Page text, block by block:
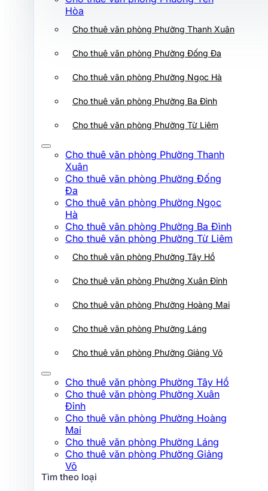
Cho thuê văn phòng Phường Ba Đình
Cho thuê văn phòng Phường Từ Liêm
Cho thuê văn phòng Phường Thanh
Cho thuê văn phòng Phường Đống
Cho thuê văn phòng Phường Ngọc
Cho thuê văn phòng Phường Ba Đình
Cho thuê văn phòng Phường Tây Hồ
Cho thuê văn phòng Phường Xuân Đỉnh
Cho thuê văn phòng Phường Hoàng Mai
Cho thuê văn phòng Phường Láng
Cho thuê văn phòng Phường Xuân
Cho thuê văn phòng Phường Hoàng
Cho thuê văn phòng Phường Láng
Võ
Hạng A
Hạng B
Hạng C
Hạng D
Tìm theo đường
Hòa
Cho thuê văn phòng Phường Thanh Xuân
Cho thuê văn phòng Phường Đống Đa
Cho thuê văn phòng Phường Ngọc Hà
Cho thuê văn phòng Phường Ba Đình
Cho thuê văn phòng Phường Từ Liêm
Cho thuê văn phòng Phường Thanh
Xuân
Cho thuê văn phòng Phường Đống
Đa
Cho thuê văn phòng Phường Ngọc
Hà
Cho thuê văn phòng Phường Ba Đình
Cho thuê văn phòng Phường Từ Liêm
Cho thuê văn phòng Phường Tây Hồ
Cho thuê văn phòng Phường Xuân Đỉnh
Cho thuê văn phòng Phường Hoàng Mai
Cho thuê văn phòng Phường Láng
Cho thuê văn phòng Phường Giảng Võ
Cho thuê văn phòng Phường Tây Hồ
Cho thuê văn phòng Phường Xuân
Đỉnh
Cho thuê văn phòng Phường Hoàng
Mai
Cho thuê văn phòng Phường Láng
Cho thuê văn phòng Phường Giảng
Võ
Tìm theo loại